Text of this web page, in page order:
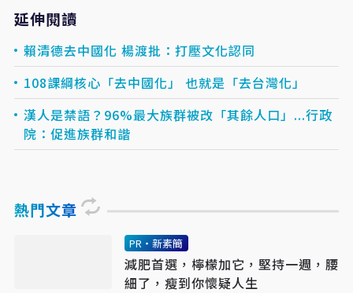
延伸閱讀
賴清德去中國化 楊渡批：打壓文化認同
108課綱核心「去中國化」 也就是「去台灣化」
漢人是禁語？96%最大族群被改「其餘人口」...行政
院：促進族群和諧
熱門文章
PR・新素簡
減肥首選，檸檬加它，堅持一週，腰
細了，瘦到你懷疑人生